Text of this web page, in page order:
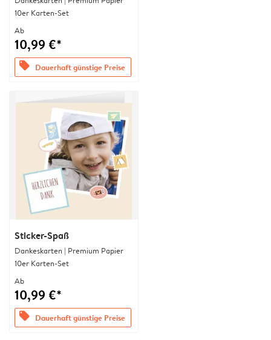
10er Karten-Set
Ab
10,99 €*
offers Dauerhaft günstige Preise
Sticker-Spaß
Dankeskarten | Premium Papier
10er Karten-Set
Ab
10,99 €*
offers Dauerhaft günstige Preise